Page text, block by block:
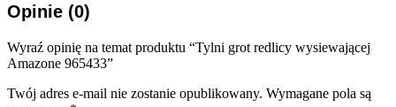
Opinie (0)
Wyraź opinię na temat produktu “Tylni grot redlicy wysiewającej
Amazone 965433”
Twój adres e-mail nie zostanie opublikowany. Wymagane pola są